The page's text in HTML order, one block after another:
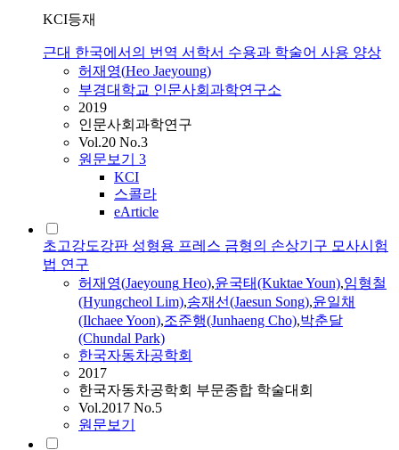
KCI등재
근대 한국에서의 번역 서학서 수용과 학술어 사용 양상
허재영(Heo Jaeyoung)
부경대학교 인문사회과학연구소
2019
인문사회과학연구
Vol.20 No.3
원문보기 3
KCI
스콜라
eArticle
초고강도강판 성형용 프레스 금형의 손상기구 모사시험
법 연구
허재영(Jaeyoung Heo),윤국태(Kuktae Youn),임형철
(Hyungcheol Lim),송재선(Jaesun Song),윤일채
(Ilchaee Yoon),조준행(Junhaeng Cho),박춘달
(Chundal Park)
한국자동차공학회
2017
한국자동차공학회 부문종합 학술대회
Vol.2017 No.5
원문보기